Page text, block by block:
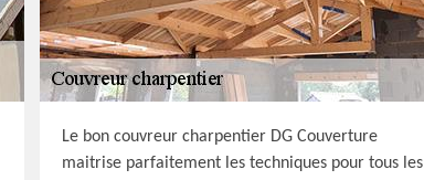
Le bon couvreur charpentier DG Couverture
maitrise parfaitement les techniques pour tous les